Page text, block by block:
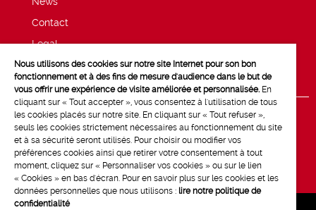
Contact
Legal
Privacy and cookie policy
Nous utilisons des cookies sur notre site Internet pour son bon
fonctionnement et à des fins de mesure d'audience dans le but de
vous offrir une expérience de visite améliorée et personnalisée. En
cliquant sur « Tout accepter », vous consentez à l'utilisation de tous
les cookies placés sur notre site. En cliquant sur « Tout refuser »,
seuls les cookies strictement nécessaires au fonctionnement du site
et à sa sécurité seront utilisés. Pour choisir ou modifier vos
préférences cookies ainsi que retirer votre consentement à tout
moment, cliquez sur « Personnaliser vos cookies » ou sur le lien
« Cookies » en bas d'écran. Pour en savoir plus sur les cookies et les
données personnelles que nous utilisons : lire notre politique de
confidentialité